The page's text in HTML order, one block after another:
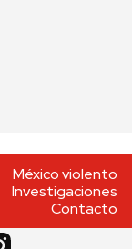
México violento
Investigaciones
Contacto